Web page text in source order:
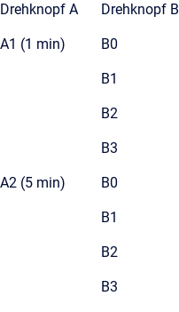
Drehknopf A Drehknopf B
A1 (1 min) B0
B1
B2
B3
A2 (5 min) B0
B1
B2
B3